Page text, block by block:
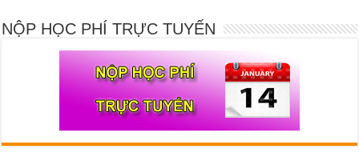
NỘP HỌC PHÍ TRỰC TUYẾN